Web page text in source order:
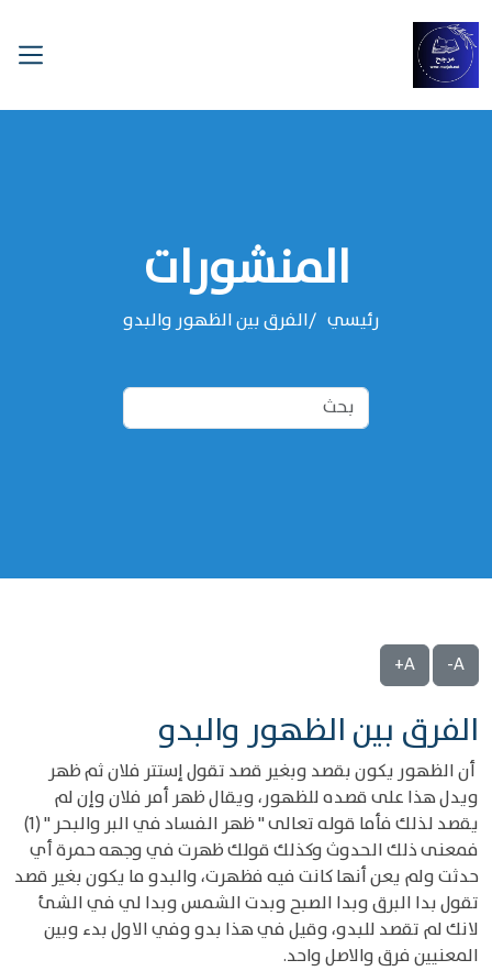
المنشورات
رئيسي الفرق بين الظهور والبدو
A-
A+
الفرق بين الظهور والبدو
أن الظهور يكون بقصد وبغير قصد تقول إستتر فلان ثم ظهر
ويدل هذا على قصده للظهور، ويقال ظهر أمر فلان وإن لم
يقصد لذلك فأما قوله تعالى " ظهر الفساد في البر والبحر " (1)
فمعنى ذلك الحدوث وكذلك قولك ظهرت في وجهه حمرة أي
حدثت ولم يعن أنها كانت فيه فظهرت، والبدو ما يكون بغير قصد
تقول بدا البرق وبدا الصبح وبدت الشمس وبدا لي في الشئ
لانك لم تقصد للبدو، وقيل في هذا بدو وفي الاول بدء وبين
المعنيين فرق والاصل واحد.